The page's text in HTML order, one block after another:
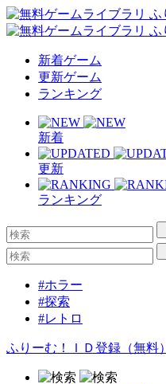
新着ゲーム
更新ゲーム
ランキング
新着
更新
ランキング
#ホラー
#探索
#レトロ
ふりーむ！ＩＤ登録（無料）